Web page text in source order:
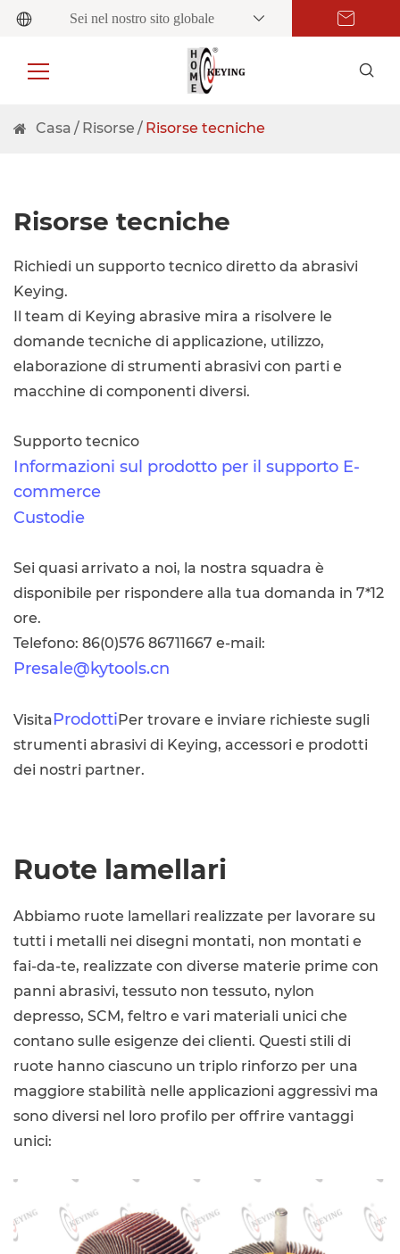
Sei nel nostro sito globale
Casa Risorse Risorse tecniche
Risorse tecniche
Richiedi un supporto tecnico diretto da abrasivi
Keying.
Il team di Keying abrasive mira a risolvere le
domande tecniche di applicazione, utilizzo,
elaborazione di strumenti abrasivi con parti e
macchine di componenti diversi.
Supporto tecnico
Informazioni sul prodotto per il supporto E-
commerce
Custodie
Sei quasi arrivato a noi, la nostra squadra è
disponibile per rispondere alla tua domanda in 7*12
ore.
Telefono: 86(0)576 86711667 e-mail:
Presale@kytools.cn
VisitaProdottiPer trovare e inviare richieste sugli
strumenti abrasivi di Keying, accessori e prodotti
dei nostri partner.
Ruote lamellari
Abbiamo ruote lamellari realizzate per lavorare su
tutti i metalli nei disegni montati, non montati e
fai-da-te, realizzate con diverse materie prime con
panni abrasivi, tessuto non tessuto, nylon
depresso, SCM, feltro e vari materiali unici che
contano sulle esigenze dei clienti. Questi stili di
ruote hanno ciascuno un triplo rinforzo per una
maggiore stabilità nelle applicazioni aggressivi ma
sono diversi nel loro profilo per offrire vantaggi
unici: